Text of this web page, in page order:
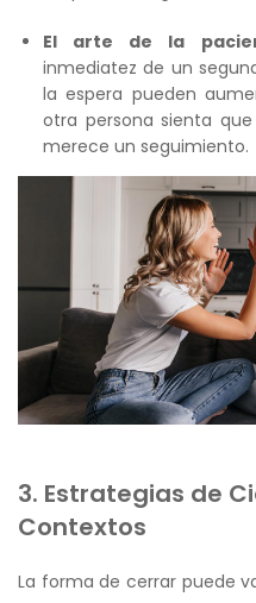
El arte de la
inmediatez de un
la espera pueden
otra persona sienta
merece un seguimiento.
3. Estrategias de
Contextos
La forma de cerrar puede